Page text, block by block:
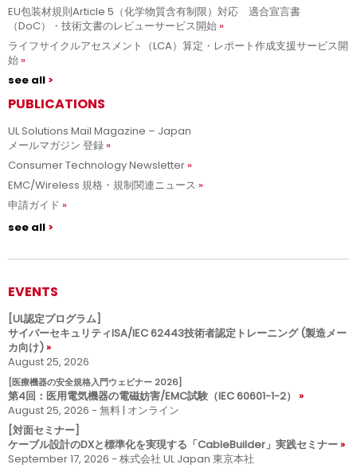
EU包装材規則Article 5（化学物質含有制限）対応 適合宣言書
（DoC）・技術文書のレビューサービス開始
ライフサイクルアセスメント（LCA）算定・レポート作成支援サービス開
始
see all
PUBLICATIONS
UL Solutions Mail Magazine – Japan
メールマガジン 登録
Consumer Technology Newsletter
EMC/Wireless 規格・規制関連ニュース
申請ガイド
see all
EVENTS
[UL認定プログラム]
サイバーセキュリティISA/IEC 62443技術者認定トレーニング (製造メー
カ向け)
August 25, 2026
[医療機器の安全規格入門ウェビナー 2026]
第4回：医用電気機器の電磁妨害/EMC試験（IEC 60601-1-2）
August 25, 2026 - 無料 | オンライン
[対面セミナー]
ケーブル設計のDXと標準化を実現する「CableBuilder」実践セミナー
September 17, 2026 - 株式会社 UL Japan 東京本社